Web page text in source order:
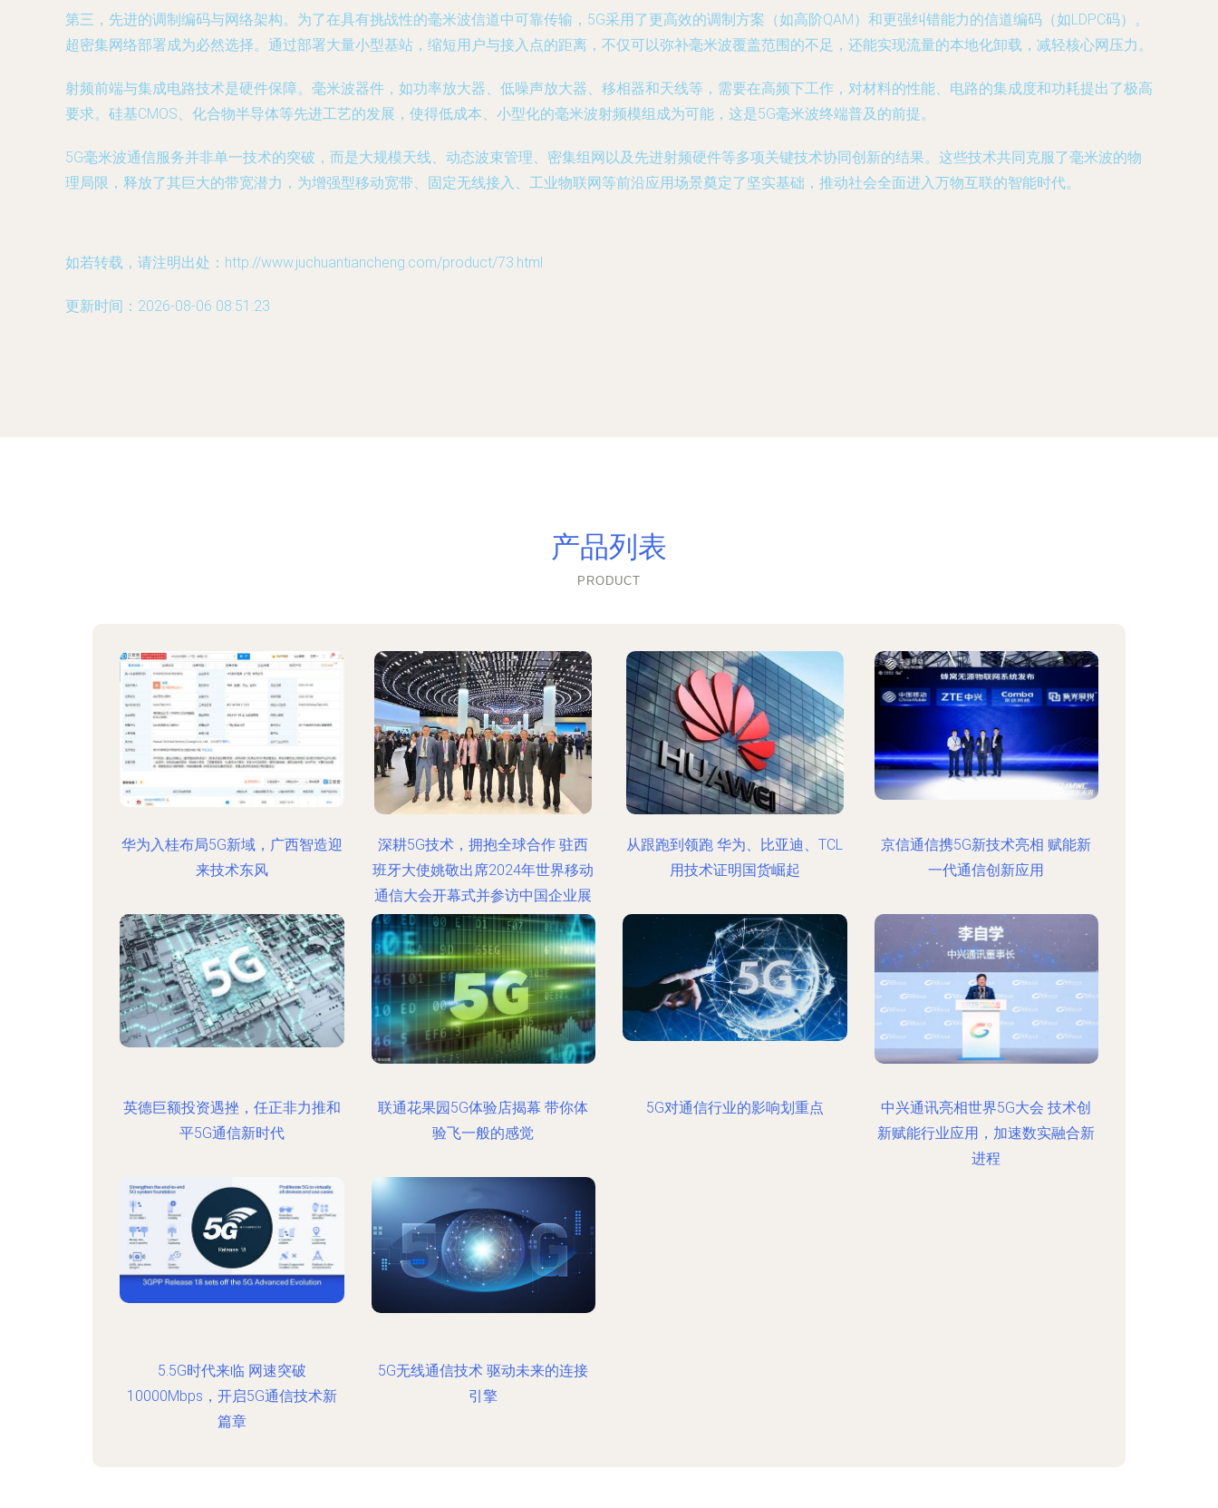
第三，先进的调制编码与网络架构。为了在具有挑战性的毫米波信道中可靠传输，5G采用了更高效的调制方案（如高阶QAM）和更强纠错能力的信道编码（如LDPC码）。
超密集网络部署成为必然选择。通过部署大量小型基站，缩短用户与接入点的距离，不仅可以弥补毫米波覆盖范围的不足，还能实现流量的本地化卸载，减轻核心网压力。
射频前端与集成电路技术是硬件保障。毫米波器件，如功率放大器、低噪声放大器、移相器和天线等，需要在高频下工作，对材料的性能、电路的集成度和功耗提出了极高
要求。硅基CMOS、化合物半导体等先进工艺的发展，使得低成本、小型化的毫米波射频模组成为可能，这是5G毫米波终端普及的前提。
5G毫米波通信服务并非单一技术的突破，而是大规模天线、动态波束管理、密集组网以及先进射频硬件等多项关键技术协同创新的结果。这些技术共同克服了毫米波的物
理局限，释放了其巨大的带宽潜力，为增强型移动宽带、固定无线接入、工业物联网等前沿应用场景奠定了坚实基础，推动社会全面进入万物互联的智能时代。
如若转载，请注明出处：http://www.juchuantiancheng.com/product/73.html
更新时间：2026-08-06 08:51:23
产品列表
PRODUCT
华为入桂布局5G新域，广西智造迎
来技术东风
深耕5G技术，拥抱全球合作 驻西
班牙大使姚敬出席2024年世界移动
通信大会开幕式并参访中国企业展
台
从跟跑到领跑 华为、比亚迪、TCL
用技术证明国货崛起
京信通信携5G新技术亮相 赋能新
一代通信创新应用
英德巨额投资遇挫，任正非力推和
平5G通信新时代
联通花果园5G体验店揭幕 带你体
验飞一般的感觉
5G对通信行业的影响划重点
中兴通讯亮相世界5G大会 技术创
新赋能行业应用，加速数实融合新
进程
5.5G时代来临 网速突破
10000Mbps，开启5G通信技术新
篇章
5G无线通信技术 驱动未来的连接
引擎